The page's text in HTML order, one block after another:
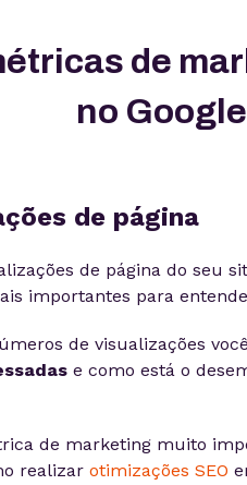
de
no
de página
de página do seu
importantes para
de visualizações
e como está o
de marketing muito
realizar otimizações SEO